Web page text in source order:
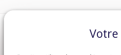
Votre